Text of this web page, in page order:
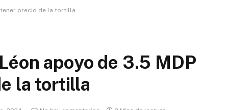
precio de la tortilla
apoyo de 3.5 MDP
la tortilla